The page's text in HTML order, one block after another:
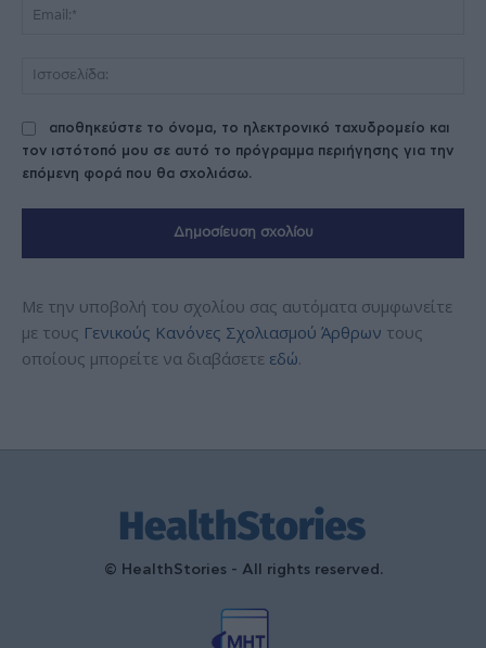
αποθηκεύστε το όνομα, το ηλεκτρονικό ταχυδρομείο και
τον ιστότοπό μου σε αυτό το πρόγραμμα περιήγησης για την
επόμενη φορά που θα σχολιάσω.
Με την υποβολή του σχολίου σας αυτόματα συμφωνείτε
με τους Γενικούς Κανόνες Σχολιασμού Άρθρων τους
οποίους μπορείτε να διαβάσετε εδώ.
© HealthStories - All rights reserved.